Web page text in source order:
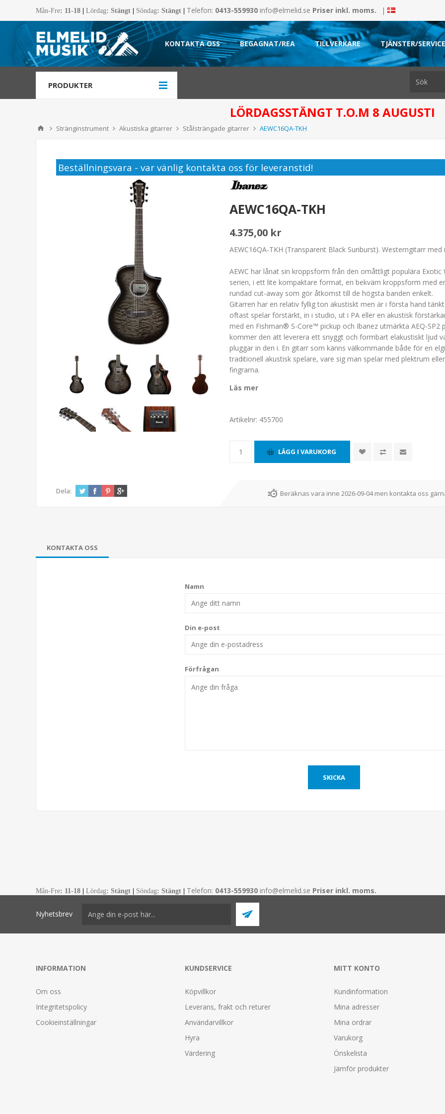
Mån-Fre: 11-18 Lördag: Stängt Söndag: Stängt Telefon: 0413-559930 info@elmelid.se Priser inkl. moms. |
KONTAKTA OSS BEGAGNAT/REA TILLVERKARE TJÄNSTER/SERVICE
PRODUKTER
LÖRDAGSSTÄNGT T.O.M 8 AUGUSTI
Stränginstrument Akustiska gitarrer Stålsträngade gitarrer AEWC16QA-TKH
Beställningsvara - var vänlig kontakta oss för leveranstid!
AEWC16QA-TKH
4.375,00 kr
AEWC16QA-TKH (Transparent Black Sunburst). Westerngitarr med
AEWC har lånat sin kroppsform från den omåttligt populära Exotic
serien, i ett lite kompaktare format, en bekväm kroppsform med
rundad cut-away som gör åtkomst till de högsta banden enkelt.
Gitarren har en relativ fyllig ton akustiskt men är i första hand
oftast spelar förstärkt, in i studio, ut i PA eller en akustisk
med en Fishman® S-Core™ pickup och Ibanez utmärkta AEQ-SP2
kommer den att leverera ett snyggt och formbart elakustiskt ljud
pluggar in den i. En gitarr som känns välkommande både för en
traditionell akustisk spelare, vare sig man spelar med plektrum
fingrarna.
Läs mer
Artikelnr: 455700
Dela: Beräknas vara inne 2026-09-04 men kontakta oss
KONTAKTA OSS
Namn
Din e-post
Förfrågan
Mån-Fre: 11-18 | Lördag: Stängt | Söndag: Stängt | Telefon: 0413-559930 info@elmelid.se Priser inkl. moms.
Nyhetsbrev
INFORMATION
Om oss
Integritetspolicy
Cookieinställningar
KUNDSERVICE
Köpvillkor
Leverans, frakt och returer
Användarvillkor
Hyra
Värdering
MITT KONTO
Kundinformation
Mina adresser
Mina ordrar
Varukorg
Önskelista
Jämför produkter